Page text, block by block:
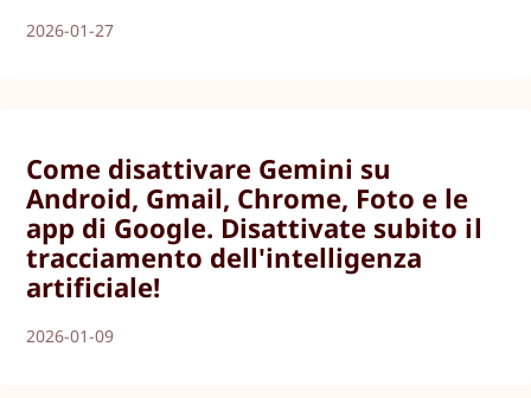
2026-01-27
Come disattivare Gemini su
Android, Gmail, Chrome, Foto e le
app di Google. Disattivate subito il
tracciamento dell'intelligenza
artificiale!
2026-01-09